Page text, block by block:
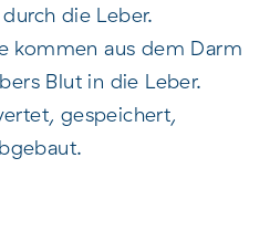
die Leber.
kommen aus dem Darm
Blut in die Leber.
gespeichert,